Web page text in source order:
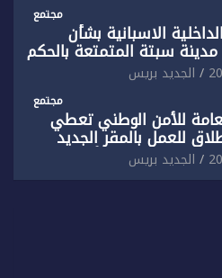
مجتمع
الاسبانية بشأن
سبتة المتمتعة بالحكم
الجديد بريس
مجتمع
للأمن الوطني تعطي
للعمل بالمقر الجديد
للشرطة بولاية أمن العيون
الجديد بريس